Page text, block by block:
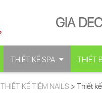
GIA
THIẾT KẾ SPA THIẾT
THIẾT KẾ TIỆM NAILS > Thiết